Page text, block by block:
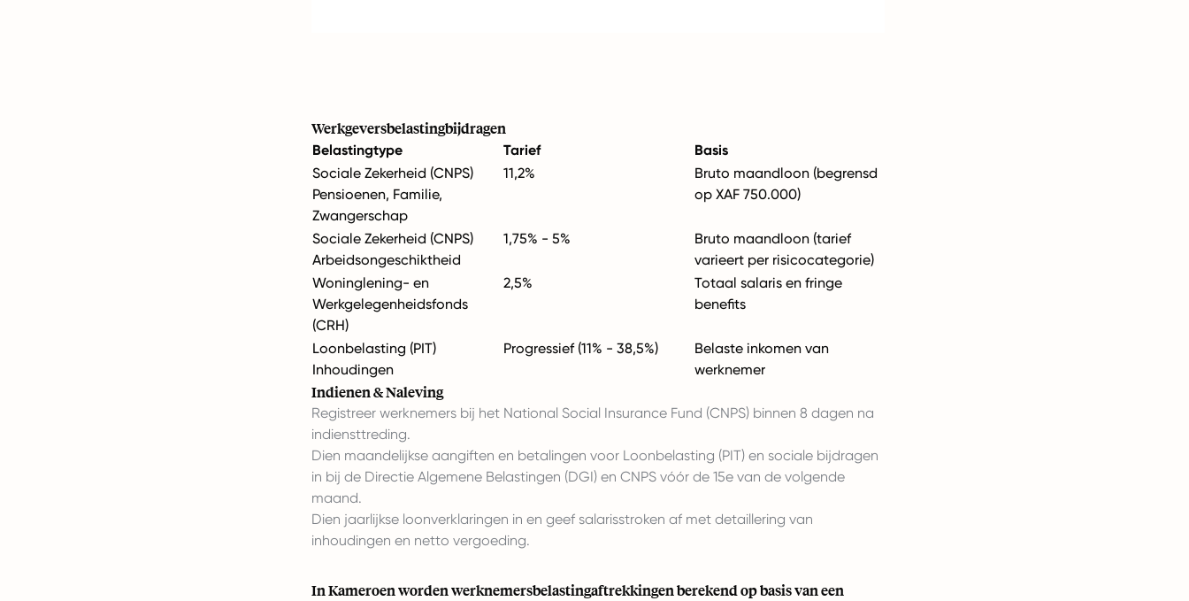
Werkgeversbelastingbijdragen
Belastingtype Tarief
Basis
Sociale Zekerheid (CNPS)
Pensioenen, Familie,
Zwangerschap
11,2%
Bruto maandloon (begrensd
op XAF 750.000)
Sociale Zekerheid (CNPS)
Arbeidsongeschiktheid
1,75% - 5%
Bruto maandloon (tarief
varieert per risicocategorie)
Woninglening- en
Werkgelegenheidsfonds
(CRH)
2,5%
Totaal salaris en fringe
benefits
Loonbelasting (PIT)
Inhoudingen
Progressief (11% - 38,5%)
Belaste inkomen van
werknemer
Indienen & Naleving
Registreer werknemers bij het National Social Insurance Fund (CNPS) binnen 8 dagen na
indiensttreding.
Dien maandelijkse aangiften en betalingen voor Loonbelasting (PIT) en sociale bijdragen
in bij de Directie Algemene Belastingen (DGI) en CNPS vóór de 15e van de volgende
maand.
Dien jaarlijkse loonverklaringen in en geef salarisstroken af met detaillering van
inhoudingen en netto vergoeding.
In Kameroen worden werknemersbelastingaftrekkingen berekend op basis van een